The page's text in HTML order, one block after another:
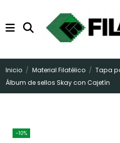
Inicio Material Filatélico
Tapa
Álbum de sellos Skay con Cajetín
-10%